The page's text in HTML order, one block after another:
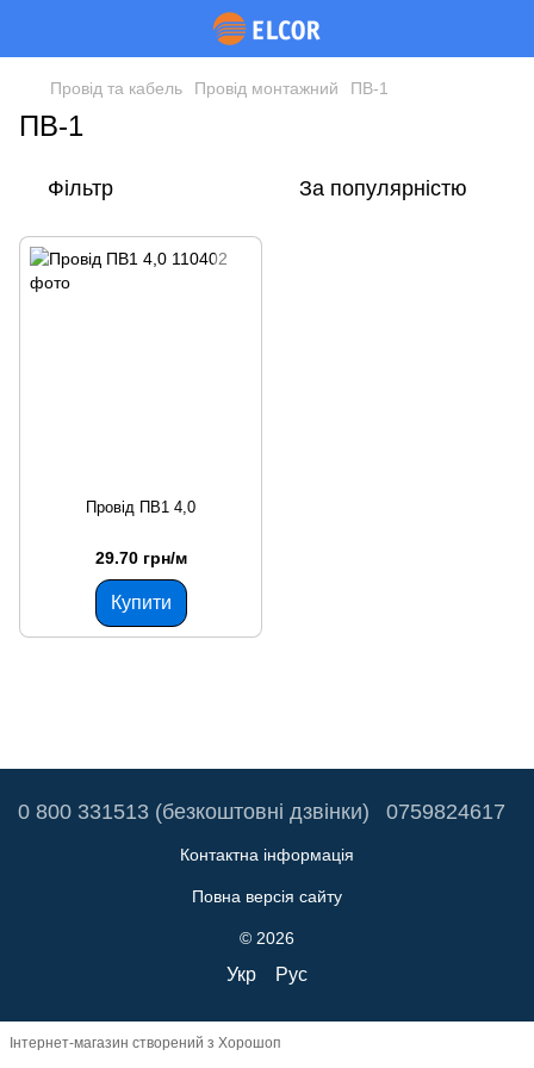
Провід та кабель Провід монтажний ПВ-1
ПВ-1
Фільтр За популярністю
Провід ПВ1 4,0
29.70 грн/м
Купити
0 800 331513 (безкоштовні дзвінки) 0759824617
Контактна інформація
Повна версія сайту
© 2026
Укр Рус
Інтернет-магазин створений з Хорошоп